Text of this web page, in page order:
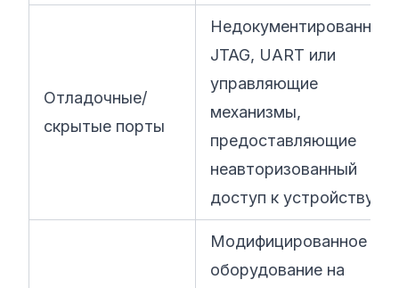
Отладочные/
скрытые порты
Недокументированные
JTAG, UART или
управляющие
механизмы,
предоставляющие
неавторизованный
доступ к устройству
Модифицированное
оборудование на